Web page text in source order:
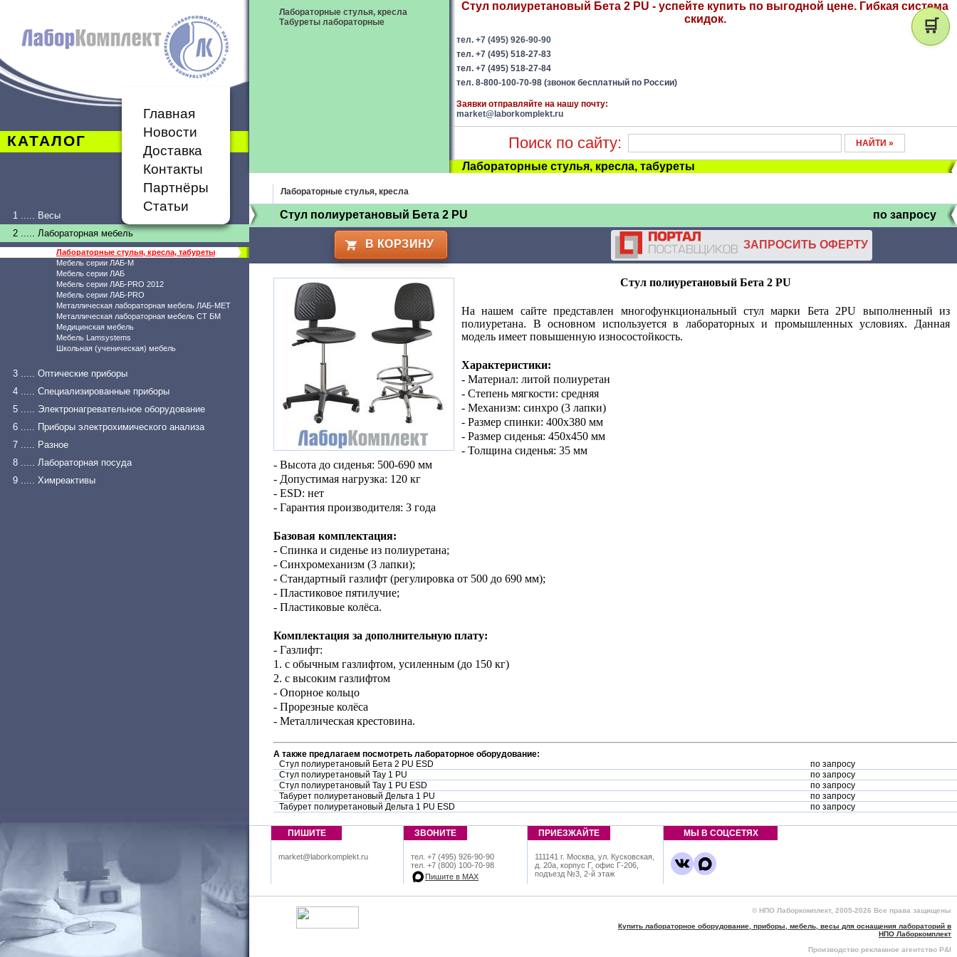
КАТАЛОГ
Главная
Новости
Доставка
Контакты
Партнёры
Статьи
1 ..... Весы
2 ..... Лабораторная мебель
Лабораторные стулья, кресла, табуреты
Мебель серии ЛАБ-М
Мебель серии ЛАБ
Мебель серии ЛАБ-PRO 2012
Мебель серии ЛАБ-PRO
Металлическая лабораторная мебель ЛАБ-МЕТ
Металлическая лабораторная мебель СТ БМ
Медицинская мебель
Мебель Lamsystems
Школьная (ученическая) мебель
3 ..... Оптические приборы
4 ..... Специализированные приборы
5 ..... Электронагревательное оборудование
6 ..... Приборы электрохимического анализа
7 ..... Разное
8 ..... Лабораторная посуда
9 ..... Химреактивы
Лабораторные стулья, кресла
Табуреты лабораторные
Стул полиуретановый Бета 2 PU - успейте купить по выгодной цене. Гибкая система
скидок.
тел. +7 (495) 926-90-90
тел. +7 (495) 518-27-83
тел. +7 (495) 518-27-84
тел. 8-800-100-70-98 (звонок бесплатный по России)
Заявки отправляйте на нашу почту:
market@laborkomplekt.ru
Поиск по сайту:
Лабораторные стулья, кресла, табуреты
Лабораторные стулья, кресла
Стул полиуретановый Бета 2 PU по запросу
В КОРЗИНУ ЗАПРОСИТЬ ОФЕРТУ
Стул полиуретановый Бета 2 PU
На нашем сайте представлен многофункциональный стул марки Бета 2PU выполненный из
полиуретана. В основном используется в лабораторных и промышленных условиях. Данная
модель имеет повышенную износостойкость.
Характеристики:
- Материал: литой полиуретан
- Степень мягкости: средняя
- Механизм: синхро (3 лапки)
- Размер спинки: 400х380 мм
- Размер сиденья: 450х450 мм
- Толщина сиденья: 35 мм
- Высота до сиденья: 500-690 мм
- Допустимая нагрузка: 120 кг
- ESD: нет
- Гарантия производителя: 3 года
Базовая комплектация:
- Спинка и сиденье из полиуретана;
- Синхромеханизм (3 лапки);
- Стандартный газлифт (регулировка от 500 до 690 мм);
- Пластиковое пятилучие;
- Пластиковые колёса.
Комплектация за дополнительную плату:
- Газлифт:
1. с обычным газлифтом, усиленным (до 150 кг)
2. с высоким газлифтом
- Опорное кольцо
- Прорезные колёса
- Металлическая крестовина.
А также предлагаем посмотреть лабораторное оборудование:
Стул полиуретановый Бета 2 PU ESD
по запросу
Стул полиуретановый Tay 1 PU
по запросу
Стул полиуретановый Tay 1 PU ESD
по запросу
Табурет полиуретановый Дельта 1 PU
по запросу
Табурет полиуретановый Дельта 1 PU ESD
по запросу
ПИШИТЕ
market@laborkomplekt.ru
ЗВОНИТЕ
тел. +7 (495) 926-90-90
тел. +7 (800) 100-70-98
Пишите в МАХ
ПРИЕЗЖАЙТЕ
111141 г. Москва, ул. Кусковская,
д. 20а, корпус Г, офис Г-206,
подъезд №3, 2-й этаж
МЫ В СОЦСЕТЯХ
© НПО Лаборкомплект, 2005-2026 Все права защищены
Купить лабораторное оборудование, приборы, мебель, весы для оснащения лабораторий в
НПО Лаборкомплект
Производство рекламное агентство P&I
🛒